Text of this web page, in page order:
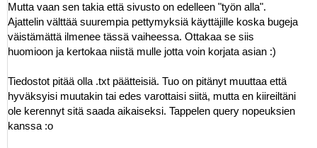
Mutta vaan sen takia että sivusto on edelleen "työn alla".
Ajattelin välttää suurempia pettymyksiä käyttäjille koska bugeja
väistämättä ilmenee tässä vaiheessa. Ottakaa se siis
huomioon ja kertokaa niistä mulle jotta voin korjata asian :)
Tiedostot pitää olla .txt päätteisiä. Tuo on pitänyt muuttaa että
hyväksyisi muutakin tai edes varottaisi siitä, mutta en kiireiltäni
ole kerennyt sitä saada aikaiseksi. Tappelen query nopeuksien
kanssa :o